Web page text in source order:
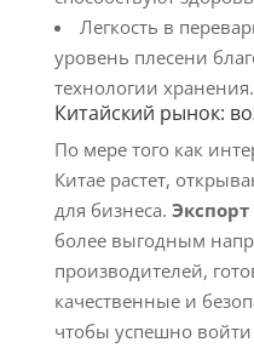
Легкость в
уровень плесени
технологии хранения.
Китайский рынок:
По мере того как
Китае растет,
для бизнеса.
более выгодным
производителей,
качественные и
чтобы успешно